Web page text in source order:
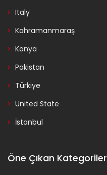
Italy
Kahramanmaraş
Konya
Pakistan
Türkiye
United State
İstanbul
Öne Çıkan Kategoriler